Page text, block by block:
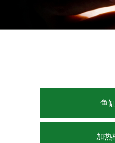
鱼
加热